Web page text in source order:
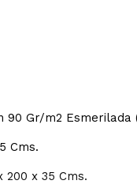
90 Gr/m2 Esmerilada
Cms.
200 x 35 Cms.